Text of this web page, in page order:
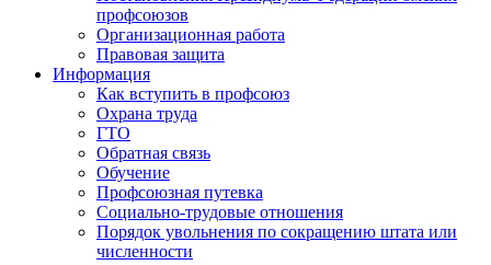
профсоюзов
Организационная работа
Правовая защита
Информация
Как вступить в профсоюз
Охрана труда
ГТО
Обратная связь
Обучение
Профсоюзная путевка
Социально-трудовые отношения
Порядок увольнения по сокращению штата или
численности